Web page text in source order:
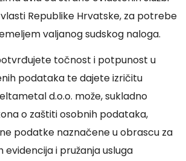
Republike Hrvatske, za potrebe
valjanog sudskog naloga.
točnost i potpunost u
podataka te dajete izričitu
d.o.o. može, sukladno
o zaštiti osobnih podataka,
podatke naznačene u obrascu za
i pružanja usluga